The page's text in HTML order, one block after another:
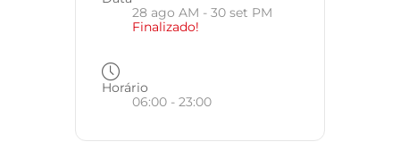
28 ago AM - 30 set PM
Finalizado!
Horário
06:00 - 23:00